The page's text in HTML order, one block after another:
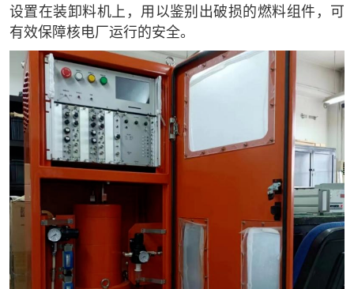
设置在装卸料机上，用以鉴别出破损的燃料组件，可
有效保障核电厂运行的安全。